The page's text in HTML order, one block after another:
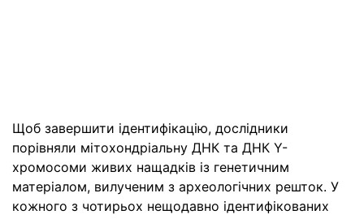
Щоб завершити ідентифікацію, дослідники
порівняли мітохондріальну ДНК та ДНК Y-
хромосоми живих нащадків із генетичним
матеріалом, вилученим з археологічних решток. У
кожного з чотирьох нещодавно ідентифікованих